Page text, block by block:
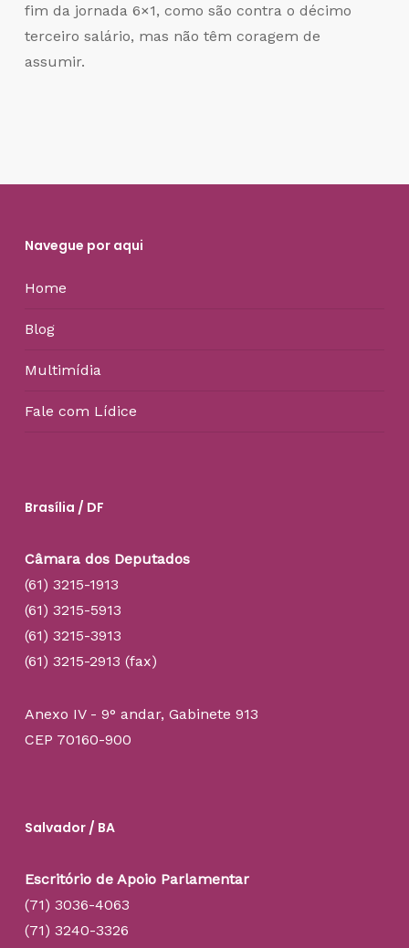
fim da jornada 6×1, como são contra o décimo
terceiro salário, mas não têm coragem de
assumir.
Navegue por aqui
Home
Blog
Multimídia
Fale com Lídice
Brasília / DF
Câmara dos Deputados
(61) 3215-1913
(61) 3215-5913
(61) 3215-3913
(61) 3215-2913 (fax)
Anexo IV - 9° andar, Gabinete 913
CEP 70160-900
Salvador / BA
Escritório de Apoio Parlamentar
(71) 3036-4063
(71) 3240-3326